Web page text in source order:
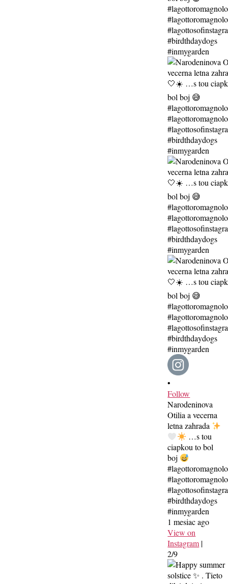
•
Follow
Narodeninova
Otilia a vecerna
letna zahrada
…s tou
ciapkou to bol
boj
#birdthdaydogs
#inmygarden
1 mesiac ago
View on
Instagram |
2/9